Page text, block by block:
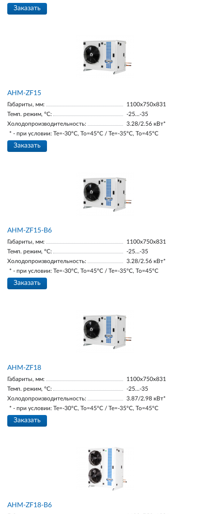
Заказать
AНM-ZF15
Габариты, мм:
1100х750х831
Темп. режим, °С:
-25…-35
Холодопроизводительность:
3.28/2.56 кВт*
* - при условии: Te=-30ºC, To=45ºC / Te=-35ºC, To=45ºC
Заказать
AНM-ZF15-В6
Габариты, мм:
1100х750х831
Темп. режим, °С:
-25…-35
Холодопроизводительность:
3.28/2.56 кВт*
* - при условии: Te=-30ºC, To=45ºC / Te=-35ºC, To=45ºC
Заказать
AНM-ZF18
Габариты, мм:
1100х750х831
Темп. режим, °С:
-25…-35
Холодопроизводительность:
3.87/2.98 кВт*
* - при условии: Te=-30ºC, To=45ºC / Te=-35ºC, To=45ºC
Заказать
AНM-ZF18-В6